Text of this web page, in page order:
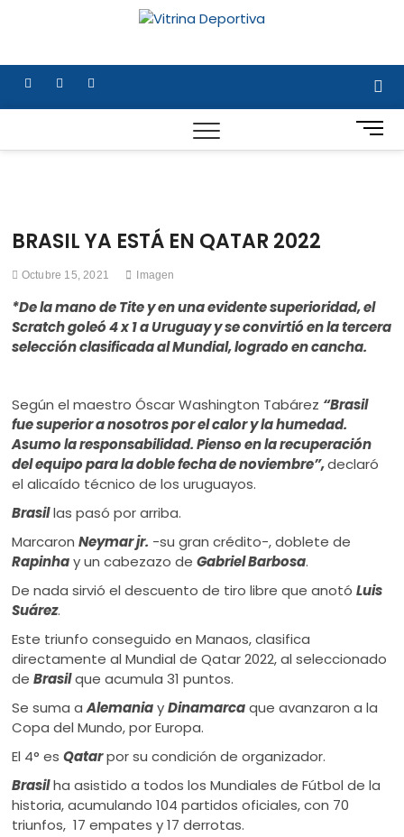
INTERNACIONAL
facebooktwitterinstagram
B
o
n
ú
BRASIL YA ESTÁ EN QATAR 2022
Octubre 15, 2021 Imagen
*De la mano de Tite y en una evidente superioridad, el
Scratch goleó 4 x 1 a Uruguay y se convirtió en la tercera
selección clasificada al Mundial, logrado en cancha.
Según el maestro Óscar Washington Tabárez “Brasil
fue superior a nosotros por el calor y la humedad.
Asumo la responsabilidad. Pienso en la recuperación
del equipo para la doble fecha de noviembre”,declaró
el alicaído técnico de los uruguayos.
Brasillas pasó por arriba.
MarcaronNeymar jr. -su gran crédito-, doblete de
Rapinha y un cabezazo deGabriel Barbosa.
De nada sirvió el descuento de tiro libre que anotóLuis
Suárez.
Este triunfo conseguido en Manaos, clasifica
directamente al Mundial de Qatar 2022, al seleccionado
deBrasilque acumula 31 puntos.
Se suma aAlemania yDinamarcaque avanzaron a la
Copa del Mundo, por Europa.
El 4° esQatarpor su condición de organizador.
Brasilha asistido a todos los Mundiales de Fútbol de la
historia, acumulando 104 partidos oficiales, con 70
triunfos, 17 empates y 17 derrotas.